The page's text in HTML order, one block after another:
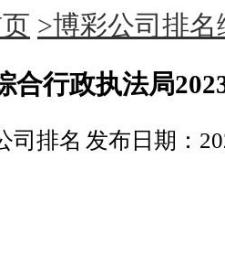
>博彩公司排名
合行政执法局
司排名 发布日期：